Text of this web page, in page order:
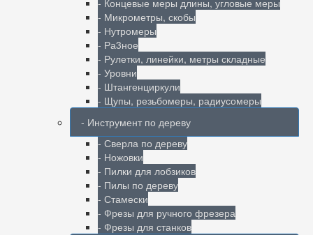
- Концевые меры длины, угловые меры
- Микрометры, скобы
- Нутромеры
- Ра3ное
- Рулетки, линейки, метры складные
- Уровни
- Штангенциркули
- Щупы, резьбомеры, радиусомеры
- Инструмент по дереву
- Сверла по дереву
- Ножовки
- Пилки для лобзиков
- Пилы по дереву
- Стамески
- Фрезы для ручного фрезера
- Фрезы для станков